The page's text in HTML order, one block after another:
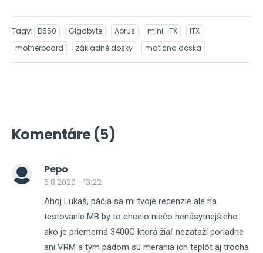
Tagy B550 Gigabyte Aorus mini-ITX
ITX
motherboard
základné dosky maticna doska
Komentáre (5)
Pepo
5.8.2020 - 13:22
Ahoj Lukáš, páčia sa mi tvoje recenzie ale na
testovanie MB by to chcelo niečo nenásytnejšieho
ako je priemerná 3400G ktorá žiaľ nezaťaží poriadne
ani VRM a tým pádom sú merania ich teplôt aj trocha